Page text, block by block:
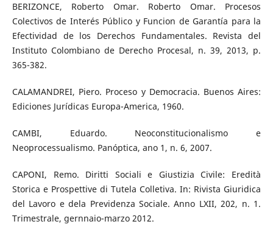
BERIZONCE, Roberto Omar. Roberto Omar. Procesos
Colectivos de Interés Público y Funcion de Garantía para la
Efectividad de los Derechos Fundamentales. Revista del
Instituto Colombiano de Derecho Procesal, n. 39, 2013, p.
365-382.
CALAMANDREI, Piero. Proceso y Democracia. Buenos Aires:
Ediciones Jurídicas Europa-America, 1960.
CAMBI, Eduardo. Neoconstitucionalismo e
Neoprocessualismo. Panóptica, ano 1, n. 6, 2007.
CAPONI, Remo. Diritti Sociali e Giustizia Civile: Eredità
Storica e Prospettive di Tutela Colletiva. In: Rivista Giuridica
del Lavoro e dela Previdenza Sociale. Anno LXII, 202, n. 1.
Trimestrale, gernnaio-marzo 2012.